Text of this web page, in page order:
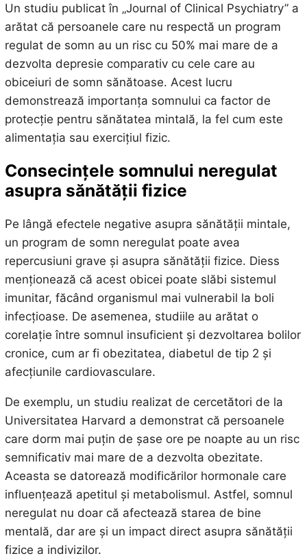
Un studiu publicat în „Journal of Clinical Psychiatry” a
arătat că persoanele care nu respectă un program
regulat de somn au un risc cu 50% mai mare de a
dezvolta depresie comparativ cu cele care au
obiceiuri de somn sănătoase. Acest lucru
demonstrează importanța somnului ca factor de
protecție pentru sănătatea mintală, la fel cum este
alimentația sau exercițiul fizic.
Consecințele somnului neregulat
asupra sănătății fizice
Pe lângă efectele negative asupra sănătății mintale,
un program de somn neregulat poate avea
repercusiuni grave și asupra sănătății fizice. Diess
menționează că acest obicei poate slăbi sistemul
imunitar, făcând organismul mai vulnerabil la boli
infecțioase. De asemenea, studiile au arătat o
corelație între somnul insuficient și dezvoltarea bolilor
cronice, cum ar fi obezitatea, diabetul de tip 2 și
afecțiunile cardiovasculare.
De exemplu, un studiu realizat de cercetători de la
Universitatea Harvard a demonstrat că persoanele
care dorm mai puțin de șase ore pe noapte au un risc
semnificativ mai mare de a dezvolta obezitate.
Aceasta se datorează modificărilor hormonale care
influențează apetitul și metabolismul. Astfel, somnul
neregulat nu doar că afectează starea de bine
mentală, dar are și un impact direct asupra sănătății
fizice a indivizilor.